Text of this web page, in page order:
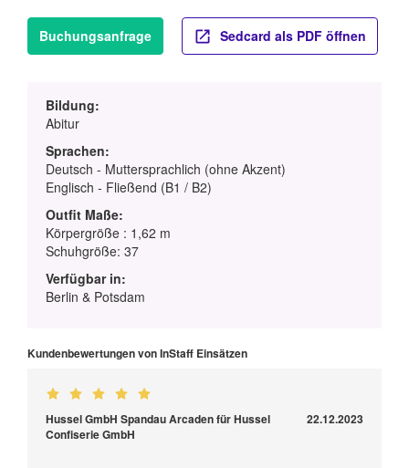
Buchungsanfrage Sedcard als PDF öffnen
Bildung:
Abitur
Sprachen:
Deutsch - Muttersprachlich (ohne Akzent)
Englisch - Fließend (B1 / B2)
Outfit Maße:
Körpergröße : 1,62 m
Schuhgröße: 37
Verfügbar in:
Berlin & Potsdam
Kundenbewertungen von InStaff Einsätzen
Hussel GmbH Spandau Arcaden für Hussel
Confiserie GmbH
22.12.2023